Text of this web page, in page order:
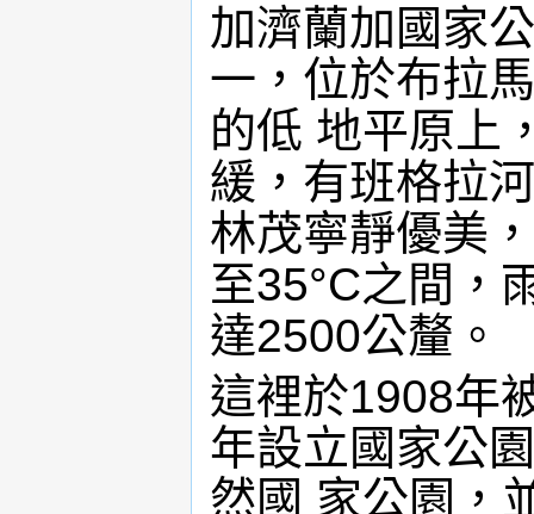
加濟蘭加國家
一，位於布拉
的低 地平原上
緩，有班格拉
林茂寧靜優美
至35°C之間，
達2500公釐。
這裡於1908年
年設立國家公
然國 家公園，